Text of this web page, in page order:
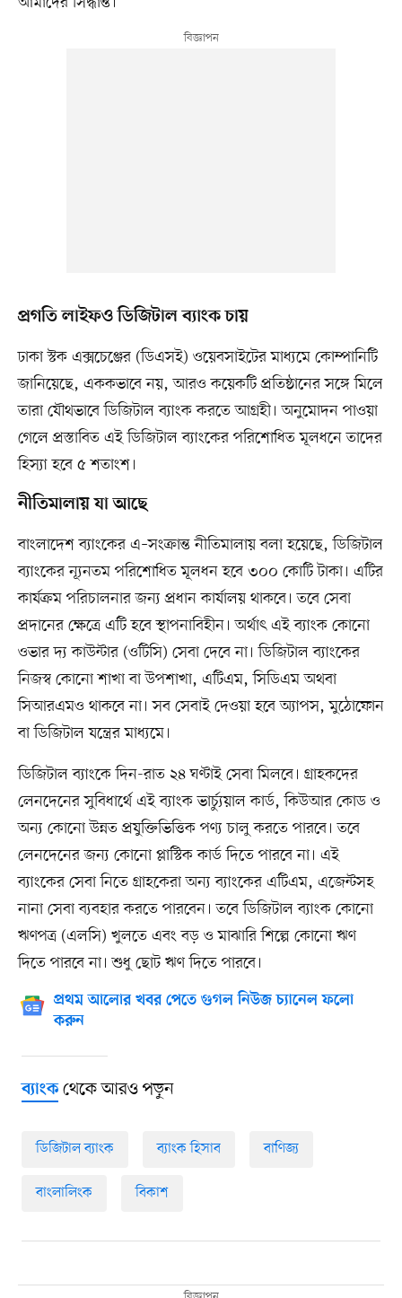
প্রগতি লাইফও ডিজিটাল ব্যাংক চায়
ঢাকা স্টক এক্সচেঞ্জের (ডিএসই) ওয়েবসাইটের মাধ্যমে কোম্পানিটি
জানিয়েছে, এককভাবে নয়, আরও কয়েকটি প্রতিষ্ঠানের সঙ্গে মিলে
তারা যৌথভাবে ডিজিটাল ব্যাংক করতে আগ্রহী। অনুমোদন পাওয়া
গেলে প্রস্তাবিত এই ডিজিটাল ব্যাংকের পরিশোধিত মূলধনে তাদের
হিস্যা হবে ৫ শতাংশ।
নীতিমালায় যা আছে
বাংলাদেশ ব্যাংকের এ–সংক্রান্ত নীতিমালায় বলা হয়েছে, ডিজিটাল
ব্যাংকের ন্যূনতম পরিশোধিত মূলধন হবে ৩০০ কোটি টাকা। এটির
কার্যক্রম পরিচালনার জন্য প্রধান কার্যালয় থাকবে। তবে সেবা
প্রদানের ক্ষেত্রে এটি হবে স্থাপনাবিহীন। অর্থাৎ এই ব্যাংক কোনো
ওভার দ্য কাউন্টার (ওটিসি) সেবা দেবে না। ডিজিটাল ব্যাংকের
নিজস্ব কোনো শাখা বা উপশাখা, এটিএম, সিডিএম অথবা
সিআরএমও থাকবে না। সব সেবাই দেওয়া হবে অ্যাপস, মুঠোফোন
বা ডিজিটাল যন্ত্রের মাধ্যমে।
ডিজিটাল ব্যাংকে দিন-রাত ২৪ ঘণ্টাই সেবা মিলবে। গ্রাহকদের
লেনদেনের সুবিধার্থে এই ব্যাংক ভার্চ্যুয়াল কার্ড, কিউআর কোড ও
অন্য কোনো উন্নত প্রযুক্তিভিত্তিক পণ্য চালু করতে পারবে। তবে
লেনদেনের জন্য কোনো প্লাস্টিক কার্ড দিতে পারবে না। এই
ব্যাংকের সেবা নিতে গ্রাহকেরা অন্য ব্যাংকের এটিএম, এজেন্টসহ
নানা সেবা ব্যবহার করতে পারবেন। তবে ডিজিটাল ব্যাংক কোনো
ঋণপত্র (এলসি) খুলতে এবং বড় ও মাঝারি শিল্পে কোনো ঋণ
দিতে পারবে না। শুধু ছোট ঋণ দিতে পারবে।
প্রথম আলোর খবর পেতে গুগল নিউজ চ্যানেল ফলো
করুন
ব্যাংকথেকে আরও পড়ুন
ডিজিটাল ব্যাংক ব্যাংক হিসাব বাণিজ্য
বাংলালিংক বিকাশ